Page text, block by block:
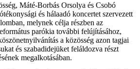
Máté-Borbás Orsolya és Csobó
és hálaadó koncertet szervezett
melynek célja részben az
parókia további felújításához,
a közösség azon tagjai
és szabadidejüket feláldozva részt
megalkotásában.